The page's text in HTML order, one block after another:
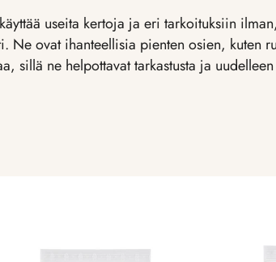
useita kertoja ja eri tarkoituksiin
Ne ovat ihanteellisia pienten osien, kuten
sillä ne helpottavat tarkastusta ja